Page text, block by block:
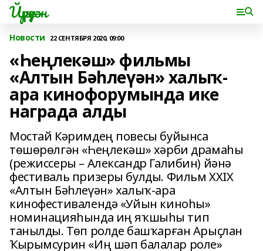
Йүрүҙән
Новости 22 СЕНТЯБРЯ 2020, 09:00
«Һеңлекәш» фильмы
«Алтын Бәһлеүән» халыҡ-
ара кинофорумында ике
награда алды
Мостай Кәримдең повесы буйынса
төшөрөлгән «Һеңлекәш» хәрби драмаһы
(режиссеры – Александр Галибин) йәнә
фестиваль призеры булды. Фильм XXIX
«Алтын Бәһлеүән» халыҡ-ара
кинофестивалендә «Уйын киноһы»
номинацияһында иң яҡшыһы тип
танылды. Төп ролде башҡарған Арыҫлан
Ҡырымсурин «Иң шәп балалар роле»